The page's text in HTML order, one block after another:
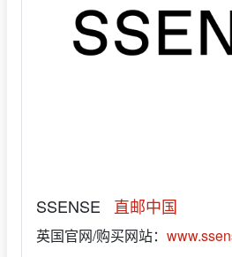
SSENSE 直邮中国
英国官网/购买网站：